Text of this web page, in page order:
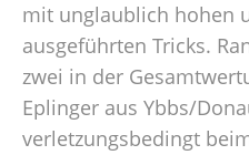
mit unglaublich hohen
ausgeführten Tricks.
zwei in der
Eplinger aus Ybbs/
verletzungsbedingt